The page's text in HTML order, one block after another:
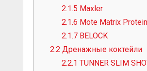
2.1.5 Maxler
2.1.6 Mote Matrix
2.1.7 BELOCK
2.2 Дренажные коктейли
2.2.1 TUNNER SLIM